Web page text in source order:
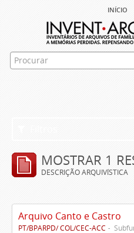
início
MOSTRAR 1
DESCRIÇÃO ARQUIVÍSTICA
Arquivo Canto e Castro
PT/BPARPD/ COL/CEC-ACC